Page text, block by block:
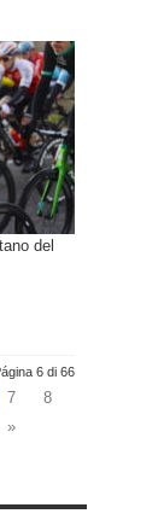
del
6 di 66
7
8
»